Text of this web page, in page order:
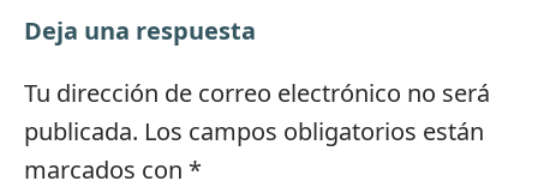
Deja una respuesta
Tu dirección de correo electrónico no será
publicada. Los campos obligatorios están
marcados con *